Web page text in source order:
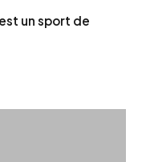
un sport de